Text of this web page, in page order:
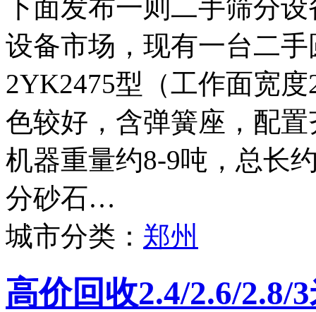
下面发布一则二手筛分
设备市场，现有一台二
2YK2475型（工作面宽
色较好，含弹簧座，配
机器重量约8-9吨，总长
分砂石…
城市分类： 郑州
高价回收2.4/2.6/2.8/